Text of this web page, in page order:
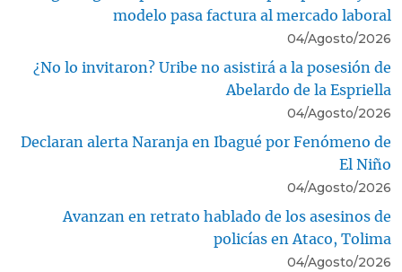
modelo pasa factura al mercado laboral
04/Agosto/2026
¿No lo invitaron? Uribe no asistirá a la posesión de
Abelardo de la Espriella
04/Agosto/2026
Declaran alerta Naranja en Ibagué por Fenómeno de
El Niño
04/Agosto/2026
Avanzan en retrato hablado de los asesinos de
policías en Ataco, Tolima
04/Agosto/2026